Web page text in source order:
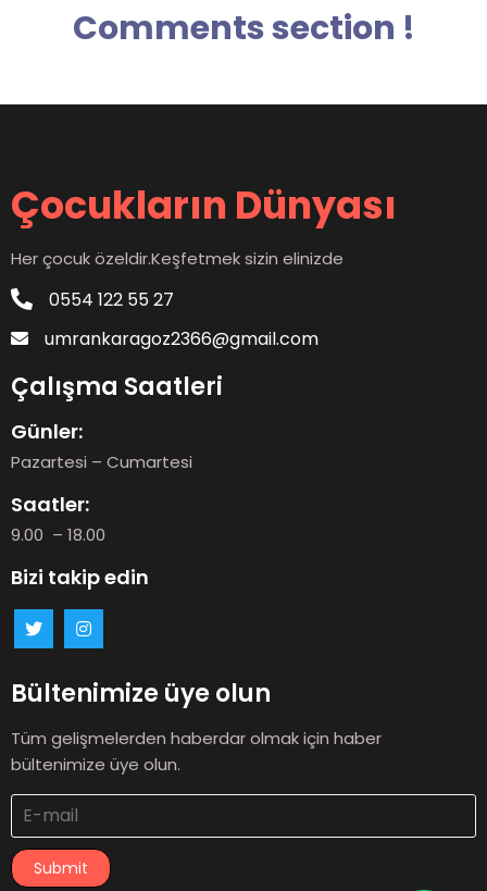
Comments section !
Çocukların Dünyası
Her çocuk özeldir.Keşfetmek sizin elinizde
0554 122 55 27
umrankaragoz2366@gmail.com
Çalışma Saatleri
Günler:
Pazartesi – Cumartesi
Saatler:
9.00 – 18.00
Bizi takip edin
Bültenimize üye olun
Tüm gelişmelerden haberdar olmak için haber
bültenimize üye olun.
Submit